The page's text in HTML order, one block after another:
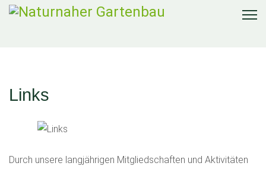
Links
Durch unsere langjährigen Mitgliedschaften und Aktivitäten